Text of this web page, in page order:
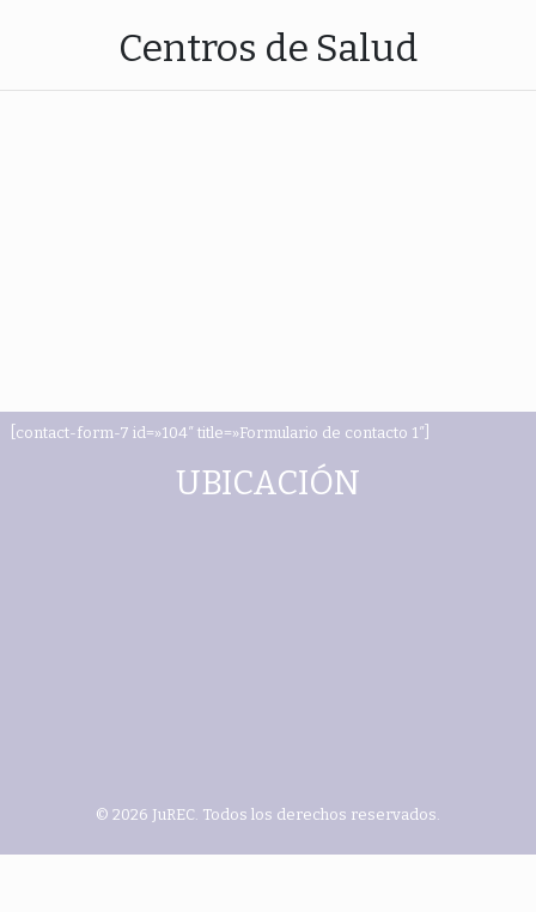
Centros de Salud
[contact-form-7 id=»104″ title=»Formulario de contacto 1″]
UBICACIÓN
© 2026 JuREC. Todos los derechos reservados.